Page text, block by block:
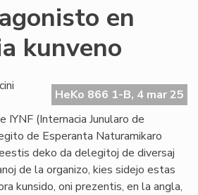
en
kunveno
HeKo 866 1-B, 4 mar 25
(Internacia Junularo de
de Esperanta Naturamikaro
deko da delegitoj de diversaj
de la organizo, kies sidejo estas
kunsido, oni prezentis, en la angla,